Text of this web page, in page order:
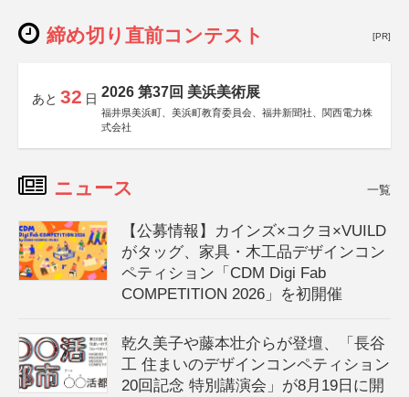
締め切り直前コンテスト [PR]
あと 32 日 2026 第37回 美浜美術展
福井県美浜町、美浜町教育委員会、福井新聞社、関西電力株
式会社
ニュース 一覧
【公募情報】カインズ×コクヨ×VUILD
がタッグ、家具・木工品デザインコン
ペティション「CDM Digi Fab
COMPETITION 2026」を初開催
乾久美子や藤本壮介らが登壇、「長谷
工 住まいのデザインコンペティション
20回記念 特別講演会」が8月19日に開